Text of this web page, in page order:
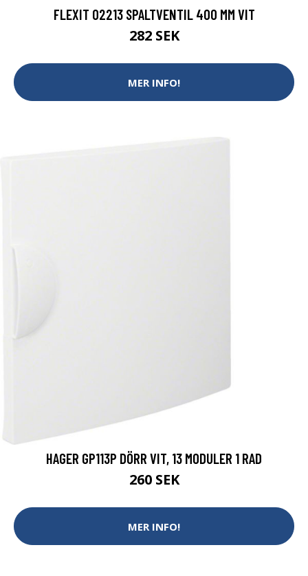
FLEXIT 02213 SPALTVENTIL 400 MM VIT
282 SEK
MER INFO!
HAGER GP113P DÖRR VIT, 13 MODULER 1 RAD
260 SEK
MER INFO!